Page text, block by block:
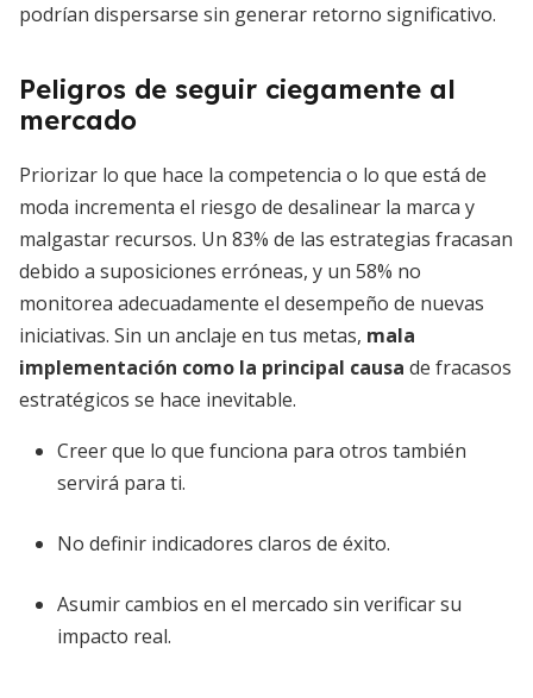
podrían dispersarse sin generar retorno significativo.
Peligros de seguir ciegamente al
mercado
Priorizar lo que hace la competencia o lo que está de
moda incrementa el riesgo de desalinear la marca y
malgastar recursos. Un 83% de las estrategias fracasan
debido a suposiciones erróneas, y un 58% no
monitorea adecuadamente el desempeño de nuevas
iniciativas. Sin un anclaje en tus metas, mala
implementación como la principal causa de fracasos
estratégicos se hace inevitable.
Creer que lo que funciona para otros también
servirá para ti.
No definir indicadores claros de éxito.
Asumir cambios en el mercado sin verificar su
impacto real.